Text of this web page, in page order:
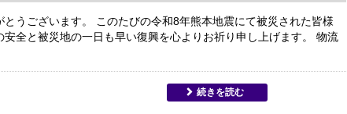
うございます。 このたびの令和8年熊本地震にて被災された皆様
全と被災地の一日も早い復興を心よりお祈り申し上げます。 物流
続きを読む